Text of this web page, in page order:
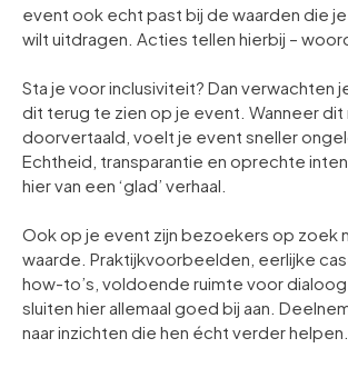
event ook echt past bij de waarden die
wilt uitdragen. Acties tellen hierbij –
Sta je voor inclusiviteit? Dan verwachten
dit terug te zien op je event. Wanneer dit
doorvertaald, voelt je event sneller
Echtheid, transparantie en oprechte
hier van een ‘glad’ verhaal.
Ook op je event zijn bezoekers op zoek
waarde. Praktijkvoorbeelden, eerlijke
how-to’s, voldoende ruimte voor dialoog
sluiten hier allemaal goed bij aan.
naar inzichten die hen écht verder helpen.